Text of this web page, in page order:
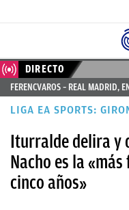
ÚLTIMAS
NOTICIAS
MADRID
BALONCESTO
DIRECTO
FERENCVAROS – REAL MADRID,
LIGA EA SPORTS:
Iturralde delira y
Nacho es la
cinco años»